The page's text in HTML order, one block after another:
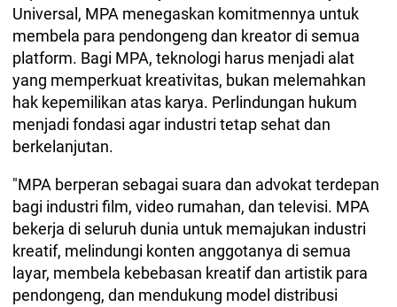
Universal, MPA menegaskan komitmennya untuk
membela para pendongeng dan kreator di semua
platform. Bagi MPA, teknologi harus menjadi alat
yang memperkuat kreativitas, bukan melemahkan
hak kepemilikan atas karya. Perlindungan hukum
menjadi fondasi agar industri tetap sehat dan
berkelanjutan.
"MPA berperan sebagai suara dan advokat terdepan
bagi industri film, video rumahan, dan televisi. MPA
bekerja di seluruh dunia untuk memajukan industri
kreatif, melindungi konten anggotanya di semua
layar, membela kebebasan kreatif dan artistik para
pendongeng, dan mendukung model distribusi